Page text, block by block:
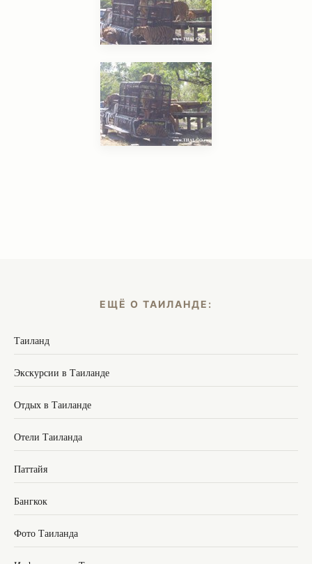
ЕЩЁ О ТАИЛАНДЕ:
Таиланд
Экскурсии в Таиланде
Отдых в Таиланде
Отели Таиланда
Паттайя
Бангкок
Фото Таиланда